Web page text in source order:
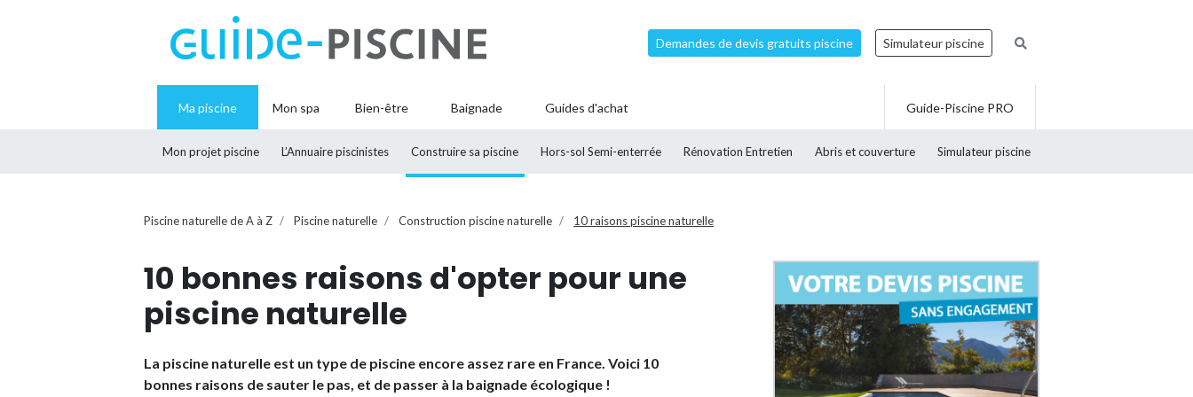
Demandes de devis gratuits piscine Simulateur piscine
Ma piscine
Mon projet piscine L’Annuaire piscinistes Construire sa piscine Hors-sol Semi-enterrée Rénovation Entretien Abris et couverture Simulateur piscine
Mon spa Bien-être Baignade Guides d'achat Guide-Piscine PRO
Piscine naturelle de A à Z Piscine naturelle Construction piscine naturelle 10 raisons piscine naturelle
10 bonnes raisons d'opter pour une
piscine naturelle
La piscine naturelle est un type de piscine encore assez rare en France. Voici 10
bonnes raisons de sauter le pas, et de passer à la baignade écologique !